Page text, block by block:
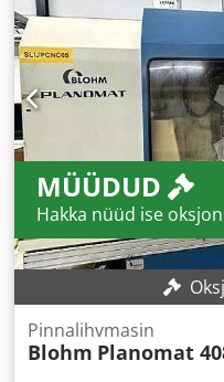
MÜÜDUD
Hakka nüüd ise
Pinnalihvmasin
Blohm Planomat